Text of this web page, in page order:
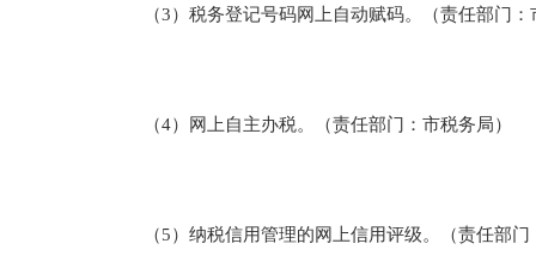
（3）税务登记号码网上自动赋码。（责任部门：
（4）网上自主办税。（责任部门：市税务局）
（5）纳税信用管理的网上信用评级。（责任部门